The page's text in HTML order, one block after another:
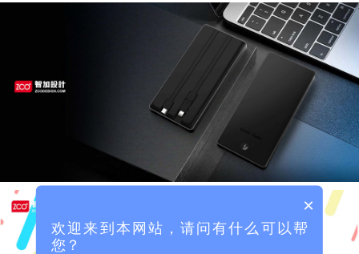
×
欢迎来到本网站，请问有什么可以帮
您？